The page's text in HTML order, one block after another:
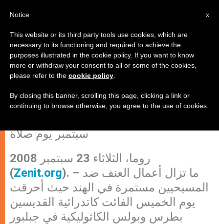
الهند: متطرفون هندوس يهاجمون
كاتدرائية جبلبور
سبتمبر يوم صلاة
روما، الثلاثاء 23 سبتمبر 2008
(Zenit.org). – ما تزال أعمال العنف ضد
المسيحيين مستمرة في الهند حيث أحرقت
يوم الخميس الفائت كاتدرائية القديسين
بطرس وبولس الكاثوليكية في جبلبور
x
Notice
This website or its third party tools use cookies, which are
necessary to its functioning and required to achieve the
purposes illustrated in the cookie policy. If you want to know
more or withdraw your consent to all or some of the cookies,
please refer to the cookie policy
By closing this banner, scrolling this page, clicking a link or
continuing to browse otherwise, you agree to the use of cookies.